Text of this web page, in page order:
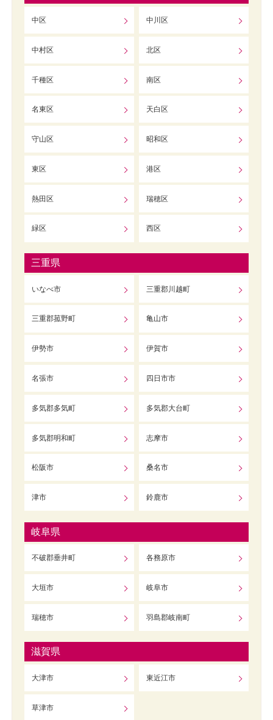
中区 中川区
中村区 北区
千種区 南区
名東区 天白区
守山区 昭和区
東区 港区
熱田区 瑞穂区
緑区 西区
三重県
いなべ市 三重郡川越町
三重郡菰野町 亀山市
伊勢市 伊賀市
名張市 四日市市
多気郡多気町 多気郡大台町
多気郡明和町 志摩市
松阪市 桑名市
津市 鈴鹿市
岐阜県
不破郡垂井町 各務原市
大垣市 岐阜市
瑞穂市 羽島郡岐南町
滋賀県
大津市 東近江市
草津市